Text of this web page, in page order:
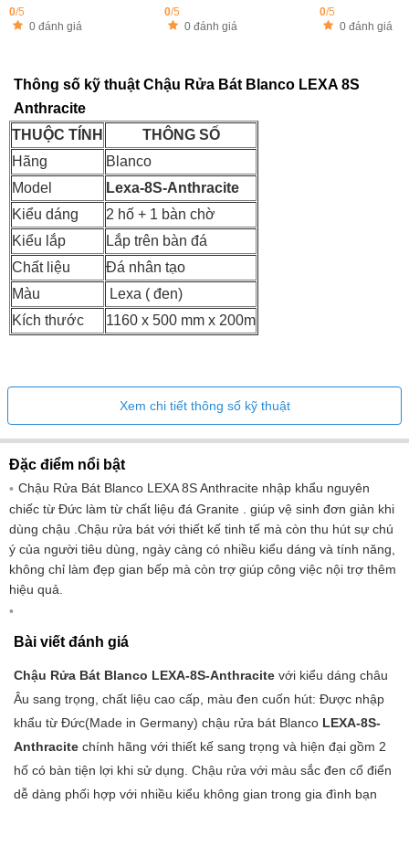
0/5
0 đánh giá
0/5
0 đánh giá
0/5
0 đánh giá
Thông số kỹ thuật Chậu Rửa Bát Blanco LEXA 8S
Anthracite
THUỘC TÍNH
THÔNG SỐ
Hãng
Blanco
Model
Lexa-8S-Anthracite
Kiểu dáng
2 hố + 1 bàn chờ
Kiểu lắp
Lắp trên bàn đá
Chất liệu
Đá nhân tạo
Màu
Lexa ( đen)
Kích thước
1160 x 500 mm x 200m
Xem chi tiết thông số kỹ thuật
Đặc điểm nổi bật
Chậu Rửa Bát Blanco LEXA 8S Anthracite nhập khẩu nguyên
chiếc từ Đức làm từ chất liệu đá Granite . giúp vệ sinh đơn giản khi
dùng chậu .Chậu rửa bát với thiết kế tinh tế mà còn thu hút sự chú
ý của người tiêu dùng, ngày càng có nhiều kiểu dáng và tính năng,
không chỉ làm đẹp gian bếp mà còn trợ giúp công việc nội trợ thêm
hiệu quả.
Bài viết đánh giá
Chậu Rửa Bát Blanco LEXA-8S-Anthracite với kiểu dáng châu
Âu sang trọng, chất liệu cao cấp, màu đen cuốn hút: Được nhập
khẩu từ Đức(Made in Germany) chậu rửa bát Blanco LEXA-8S-
Anthracite chính hãng với thiết kế sang trọng và hiện đại gồm 2
hố có bàn tiện lợi khi sử dụng. Chậu rửa với màu sắc đen cổ điển
dễ dàng phối hợp với nhiều kiểu không gian trong gia đình bạn